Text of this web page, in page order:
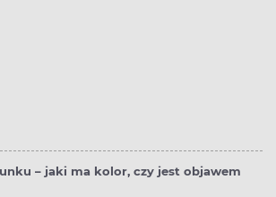
– jaki ma kolor, czy jest objawem